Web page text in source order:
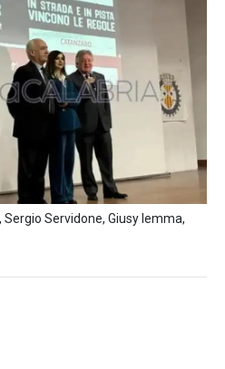
Servidone, Giusy Iemma,